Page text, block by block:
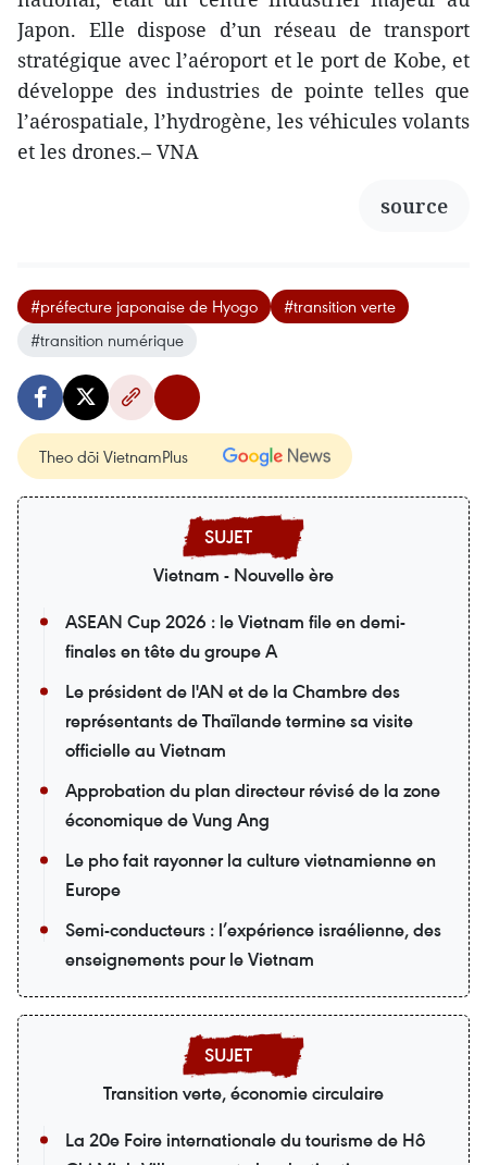
Japon. Elle dispose d’un réseau de transport
stratégique avec l’aéroport et le port de Kobe, et
développe des industries de pointe telles que
l’aérospatiale, l’hydrogène, les véhicules volants
et les drones.– VNA
source
#préfecture japonaise de Hyogo
#transition verte
#transition numérique
Theo dõi VietnamPlus
Vietnam - Nouvelle ère
ASEAN Cup 2026 : le Vietnam file en demi-
finales en tête du groupe A
Le président de l'AN et de la Chambre des
représentants de Thaïlande termine sa visite
officielle au Vietnam
Approbation du plan directeur révisé de la zone
économique de Vung Ang
Le pho fait rayonner la culture vietnamienne en
Europe
Semi-conducteurs : l’expérience israélienne, des
enseignements pour le Vietnam
Transition verte, économie circulaire
La 20e Foire internationale du tourisme de Hô